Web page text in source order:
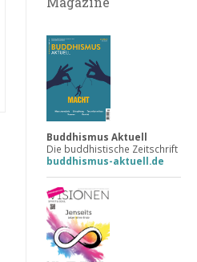
Buddhismus Aktuell
Die buddhistische Zeitschrift
buddhismus-aktuell.de